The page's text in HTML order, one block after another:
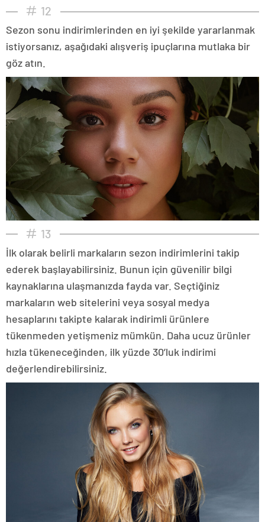
12
Sezon sonu indirimlerinden en iyi şekilde yararlanmak
istiyorsanız, aşağıdaki alışveriş ipuçlarına mutlaka bir
göz atın.
13
İlk olarak belirli markaların sezon indirimlerini takip
ederek başlayabilirsiniz. Bunun için güvenilir bilgi
kaynaklarına ulaşmanızda fayda var. Seçtiğiniz
markaların web sitelerini veya sosyal medya
hesaplarını takipte kalarak indirimli ürünlere
tükenmeden yetişmeniz mümkün. Daha ucuz ürünler
hızla tükeneceğinden, ilk yüzde 30’luk indirimi
değerlendirebilirsiniz.